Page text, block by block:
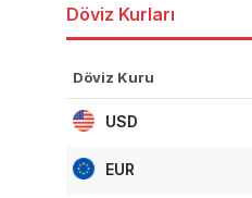
Döviz Kurları
Döviz Kuru
USD
EUR